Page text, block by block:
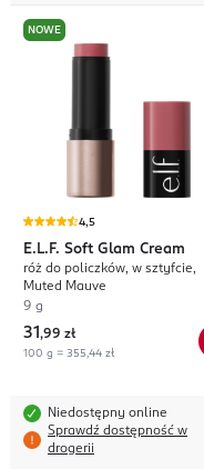
NOWE
4,5
E.L.F. Soft Glam Cream
róż do policzków, w sztyfcie,
Muted Mauve
9 g
31 ,99 zł
100 g = 355,44 zł
Niedostępny online
Sprawdź dostępność w
drogerii